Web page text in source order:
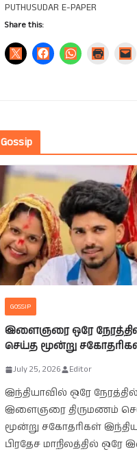
PUTHUSUDAR E-PAPER
Share this:
Gossip
GOSSIP
இளைஞரை ஒரே
செய்த மூன்று
July 25, 2026 Editor
இந்தியாவில் ஒரே
இளைஞரை திருமணம்
மூன்று சகோதரிகள்
பிரதேச மாநிலத்தில்